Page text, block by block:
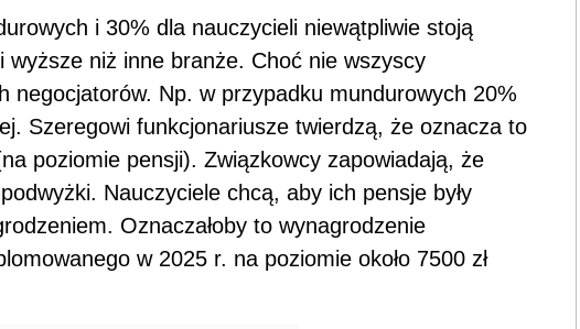
i 30% dla nauczycieli niewątpliwie stoją
wyższe niż inne branże. Choć nie wszyscy
negocjatorów. Np. w przypadku mundurowych 20%
Szeregowi funkcjonariusze twierdzą, że oznacza to
poziomie pensji). Związkowcy zapowiadają, że
Nauczyciele chcą, aby ich pensje były
Oznaczałoby to wynagrodzenie
w 2025 r. na poziomie około 7500 zł